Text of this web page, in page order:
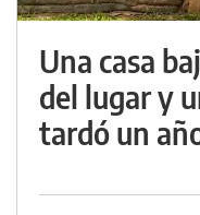
Una casa
del lugar y
tardó un